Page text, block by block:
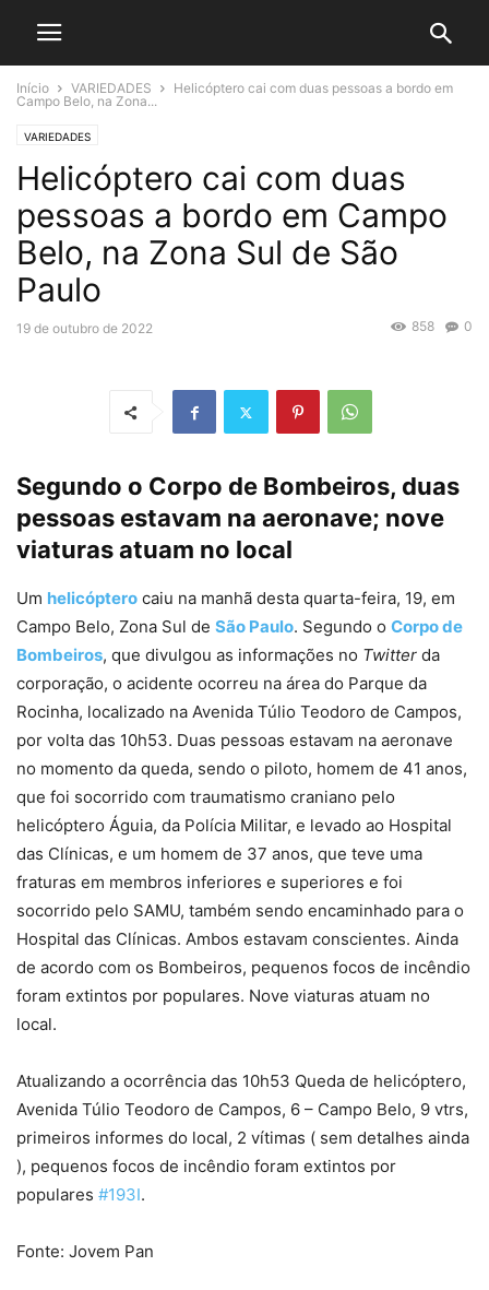
Início VARIEDADES
Helicóptero cai com duas pessoas a bordo em
Campo Belo, na Zona...
VARIEDADES
Helicóptero cai com duas
pessoas a bordo em Campo
Belo, na Zona Sul de São
Paulo
19 de outubro de 2022 0
858
Segundo o Corpo de Bombeiros, duas
pessoas estavam na aeronave; nove
viaturas atuam no local
Um helicóptero caiu na manhã desta quarta-feira, 19, em
Campo Belo, Zona Sul de São Paulo. Segundo o Corpo de
Bombeiros, que divulgou as informações no Twitter da
corporação, o acidente ocorreu na área do Parque da
Rocinha, localizado na Avenida Túlio Teodoro de Campos,
por volta das 10h53. Duas pessoas estavam na aeronave
no momento da queda, sendo o piloto, homem de 41 anos,
que foi socorrido com traumatismo craniano pelo
helicóptero Águia, da Polícia Militar, e levado ao Hospital
das Clínicas, e um homem de 37 anos, que teve uma
fraturas em membros inferiores e superiores e foi
socorrido pelo SAMU, também sendo encaminhado para o
Hospital das Clínicas. Ambos estavam conscientes. Ainda
de acordo com os Bombeiros, pequenos focos de incêndio
foram extintos por populares. Nove viaturas atuam no
local.
Atualizando a ocorrência das 10h53 Queda de helicóptero,
Avenida Túlio Teodoro de Campos, 6 – Campo Belo, 9 vtrs,
primeiros informes do local, 2 vítimas ( sem detalhes ainda
), pequenos focos de incêndio foram extintos por
populares #193I.
Fonte: Jovem Pan